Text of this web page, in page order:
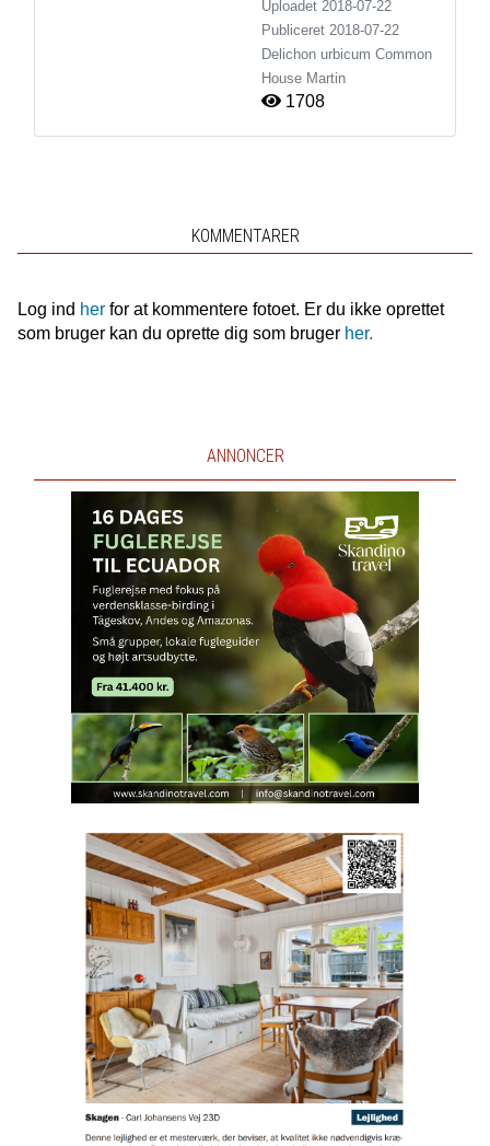
Uploadet 2018-07-22
Publiceret 2018-07-22
Delichon urbicum Common
House Martin
1708
KOMMENTARER
Log ind herfor at kommentere fotoet. Er du ikke oprettet
som bruger kan du oprette dig som bruger her.
ANNONCER